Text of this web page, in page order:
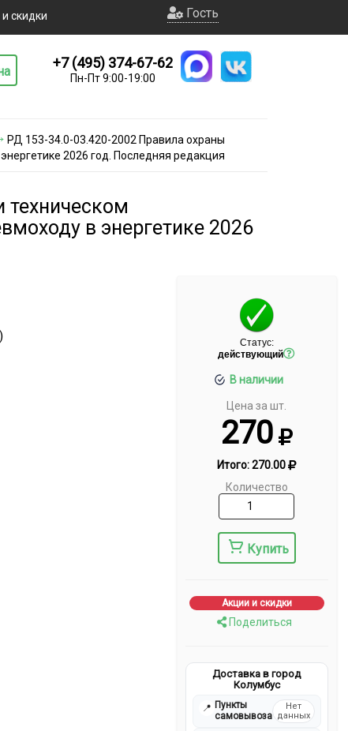
скидки Гость
+7 (495) 374-67-62
Пн-Пт 9:00-19:00
РД 153-34.0-03.420-2002 Правила охраны
2026 год. Последняя редакция
техническом
в энергетике 2026
Статус:
действующий
В наличии
Цена за шт.
270
Итого:270.00
Количество
Купить
Акции и скидки
Поделиться
Доставка в город
Колумбус
📍 Пункты
самовывоза
Нет
данных